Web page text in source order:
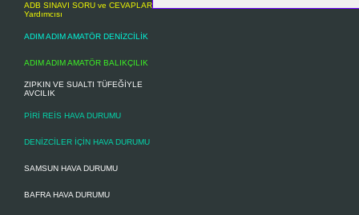
ADB SINAVI SORU ve CEVAPLAR
Yardımcısı
ADIM ADIM AMATÖR DENİZCİLİK
ADIM ADIM AMATÖR BALIKÇILIK
ZIPKIN VE SUALTI TÜFEĞİYLE
AVCILIK
PİRİ REİS HAVA DURUMU
DENİZCİLER İÇİN HAVA DURUMU
SAMSUN HAVA DURUMU
BAFRA HAVA DURUMU